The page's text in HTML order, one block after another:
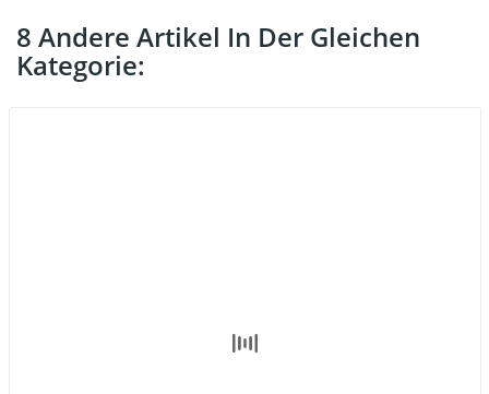
8 Andere Artikel In Der Gleichen
Kategorie: